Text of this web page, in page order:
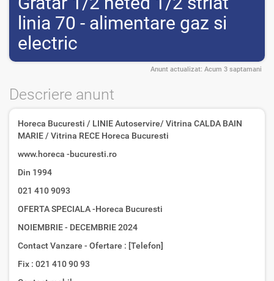
linia 70 - alimentare gaz si
electric
Anunt actualizat: Acum 3 saptamani
Descriere anunt
Horeca Bucuresti / LINIE Autoservire/ Vitrina CALDA BAIN
MARIE / Vitrina RECE Horeca Bucuresti
www.horeca -bucuresti.ro
Din 1994
021 410 9093
OFERTA SPECIALA -Horeca Bucuresti
NOIEMBRIE - DECEMBRIE 2024
Contact Vanzare - Ofertare : [Telefon]
Fix : 021 410 90 93